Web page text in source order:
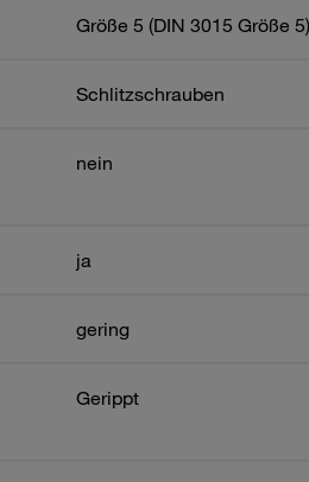
Größe 5 (DIN 3015 Größe 5)
Schlitzschrauben
nein
ja
gering
Gerippt